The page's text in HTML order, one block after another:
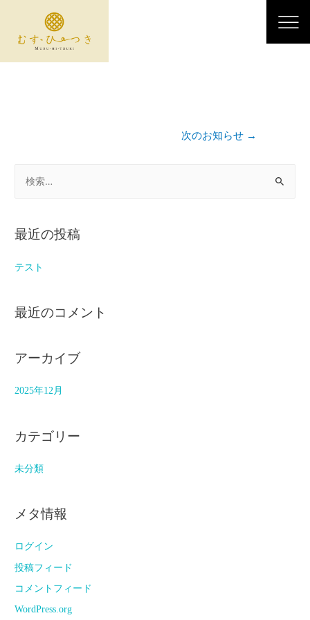
次のお知らせ →
最近の投稿
テスト
最近のコメント
アーカイブ
2025年12月
カテゴリー
未分類
メタ情報
ログイン
投稿フィード
コメントフィード
WordPress.org